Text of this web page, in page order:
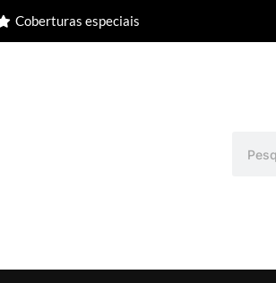
Coberturas especiais